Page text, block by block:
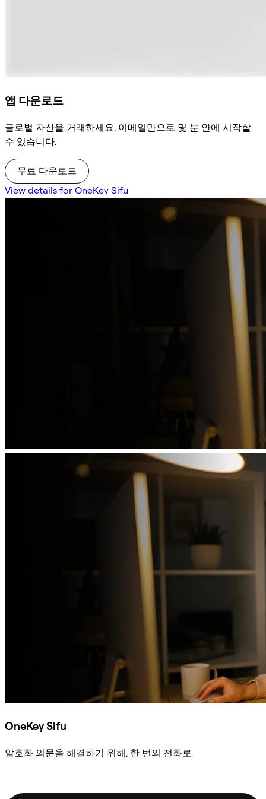
앱 다운로드
글로벌 자산을 거래하세요. 이메일만으로 몇 분 안에 시작할
수 있습니다.
무료 다운로드
View details for OneKey Sifu
OneKey Sifu
암호화 의문을 해결하기 위해, 한 번의 전화로.